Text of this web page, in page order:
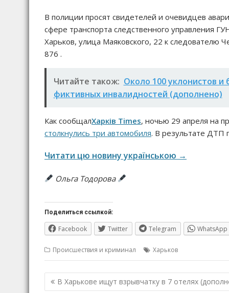
В полиции просят свидетелей и очевидцев
сфере транспорта следственного управления
Харьков, улица Маяковского, 22 к
876 .
Читайте також: Около 100 уклонистов и
фиктивных инвалидностей (дополнено)
Как сообщалХарків Times, ночью 29 апреля на
столкнулись три автомобиля. В результате ДТП
Читати цю новину українською →
Ольга Тодорова
Поделиться ссылкой:
Facebook Twitter Telegram WhatsApp
Происшествия и криминал Харьков
Навигация
В Харькове ищут взрывчатку в 7 отелях